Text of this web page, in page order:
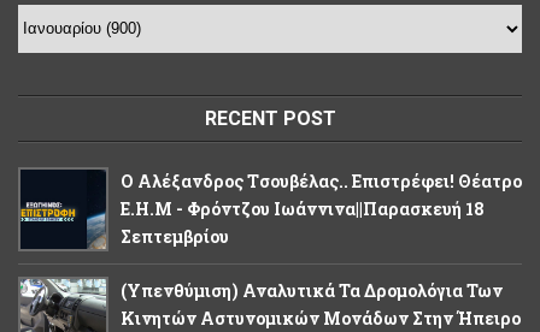
RECENT POST
Ο Αλέξανδρος Tσουβέλας.. Επιστρέφει! Θέατρο
Ε.Η.Μ - Φρόντζου Ιωάννινα||Παρασκευή 18
Σεπτεμβρίου
(Υπενθύμιση) Αναλυτικά Τα Δρομολόγια Των
Κινητών Αστυνομικών Μονάδων Στην Ήπειρο